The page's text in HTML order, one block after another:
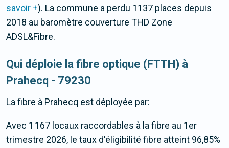
savoir +). La commune a perdu 1137 places depuis
2018 au baromètre couverture THD Zone
ADSL&Fibre.
Qui déploie la fibre optique (FTTH) à
Prahecq - 79230
La fibre à Prahecq est déployée par:
Avec 1 167 locaux raccordables à la fibre au 1er
trimestre 2026, le taux d'éligibilité fibre atteint 96,85%